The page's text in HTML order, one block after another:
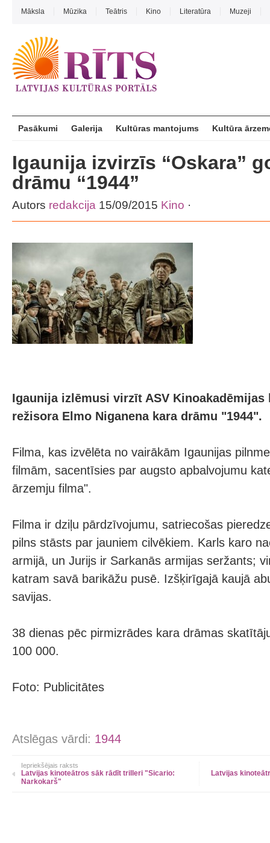
Māksla Mūzika Teātris Kino Literatūra Muzeji
Pasākumi Galerija Kultūras mantojums Kultūra
Igaunija izvirzīs “Oskara”
drāmu “1944”
Autors redakcija 15/09/2015 Kino ·
Igaunija izlēmusi virzīt ASV
režisora Elmo Niganena kara drāmu "1944".
Filma, kas izvēlēta no vairākām Igaunijas
filmām, sacentīsies par augsto apbalvojumu
ārzemju filma".
Filma ir dziļu pārdzīvojumu, satriecošas
pilns stāsts par jauniem cilvēkiem. Karls karo
armijā, un Jurijs ir Sarkanās armijas seržants;
katram savā barikāžu pusē. Izšķirīgajā kaujā
savijas.
38 dienas pēc pirmizrādes kara drāmas
100 000.
Foto: Publicitātes
Atslēgas vārdi: 1944
Iepriekšējais raksts
Latvijas kinoteātros sāk rādīt trilleri "Sicario:
Narkokarš"
Latvijas